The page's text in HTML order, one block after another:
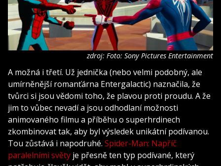
zdroj: Foto: Sony Pictures Entertainment
A možná i třetí. Už jednička (nebo velmi podobný, ale
umírněnější romanťárna Entergalactic) naznačila, že
tvůrci si jsou vědomi toho, že plavou proti proudu. A že
jim to vůbec nevadí a jsou odhodlaní možnosti
animovaného filmu a příběhu o superhrdinech
zkombinovat tak, aby byl výsledek unikátní podívanou.
Tou zůstává i napodruhé. Spider-Man: Napříč
paralelními světy je přesně ten typ podívané, který